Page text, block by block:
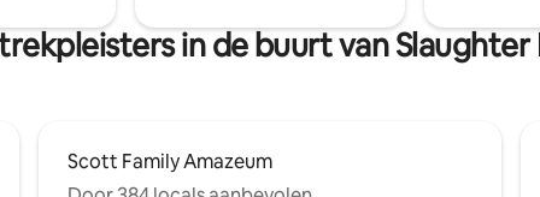
in de buurt van Slaughter
Scott Family Amazeum